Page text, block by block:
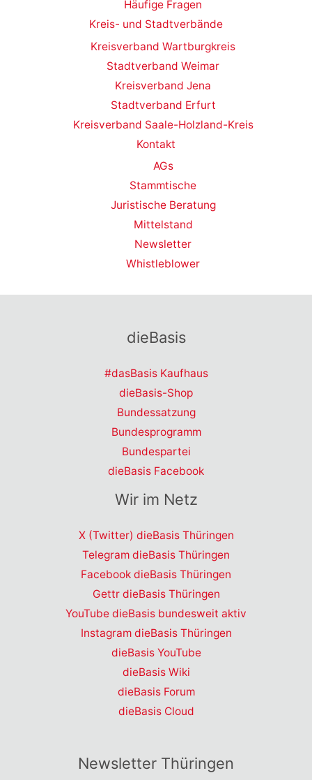
Häufige Fragen
Kreis- und Stadtverbände
Kreisverband Wartburgkreis
Stadtverband Weimar
Kreisverband Jena
Stadtverband Erfurt
Kreisverband Saale-Holzland-Kreis
Kontakt
AGs
Stammtische
Juristische Beratung
Mittelstand
Newsletter
Whistleblower
dieBasis
#dasBasis Kaufhaus
dieBasis-Shop
Bundessatzung
Bundesprogramm
Bundespartei
dieBasis Facebook
Wir im Netz
X (Twitter) dieBasis Thüringen
Telegram dieBasis Thüringen
Facebook dieBasis Thüringen
Gettr dieBasis Thüringen
YouTube dieBasis bundesweit aktiv
Instagram dieBasis Thüringen
dieBasis YouTube
dieBasis Wiki
dieBasis Forum
dieBasis Cloud
Newsletter Thüringen